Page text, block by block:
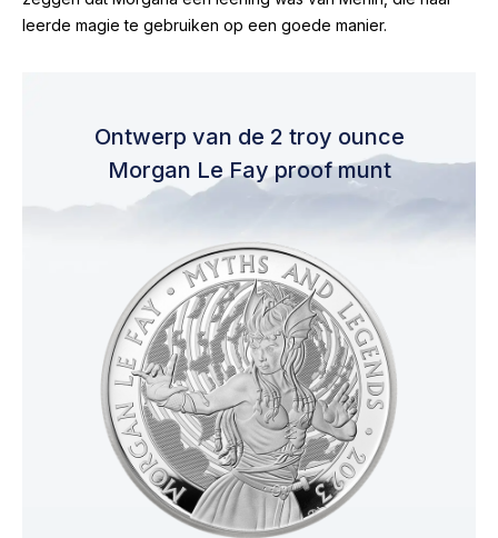
leerde magie te gebruiken op een goede manier.
Ontwerp van de 2 troy ounce
Morgan Le Fay proof munt